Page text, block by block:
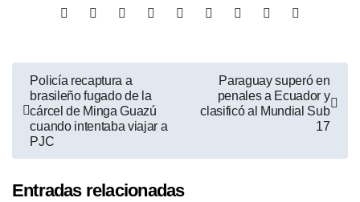
Policía recaptura a
brasileño fugado de la
cárcel de Minga Guazú
cuando intentaba viajar a
PJC
Paraguay superó en
penales a Ecuador y
clasificó al Mundial Sub
17
Entradas relacionadas